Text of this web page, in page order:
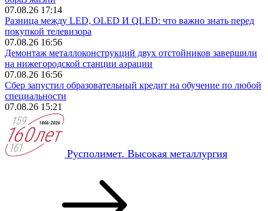
07.08.26 17:14
Разница между LED, OLED И QLED: что важно знать перед
покупкой телевизора
07.08.26 16:56
Демонтаж металлоконструкций двух отстойников завершили
на нижегородской станции аэрации
07.08.26 16:56
Сбер запустил образовательный кредит на обучение по любой
специальности
07.08.26 15:21
Русполимет. Высокая металлургия